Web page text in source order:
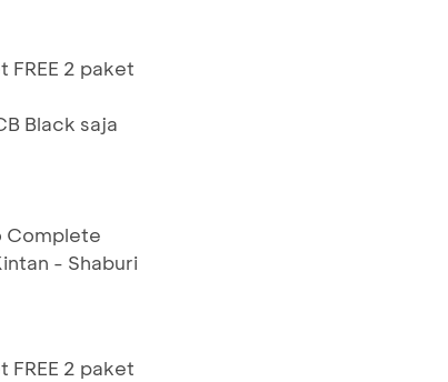
FREE 2 paket
Black saja
Complete
- Shaburi
FREE 2 paket